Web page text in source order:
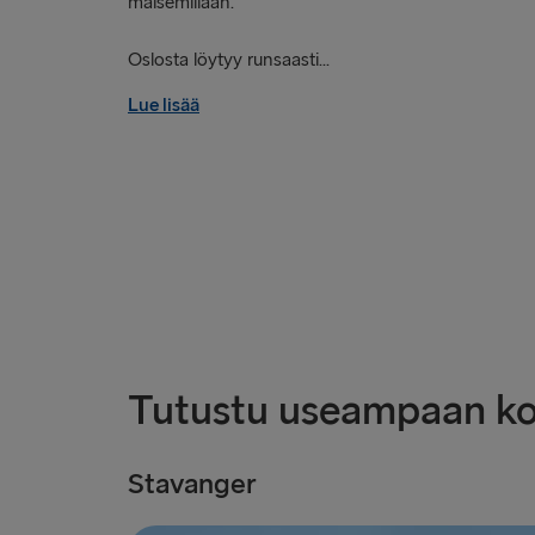
Oslosta löytyy runsaasti...
Lue lisää
Tutustu useampaan
Stavanger